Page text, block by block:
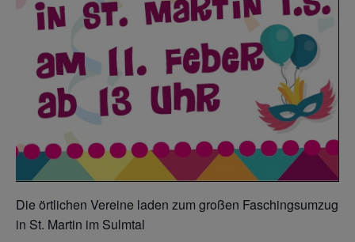
Die örtlichen Vereine laden zum großen Faschingsumzug
in St. Martin im Sulmtal